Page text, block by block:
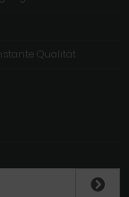
Qualität